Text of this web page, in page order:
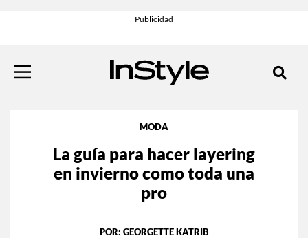
MODA
La guía para hacer layering
en invierno como toda una
pro
POR: GEORGETTE KATRIB